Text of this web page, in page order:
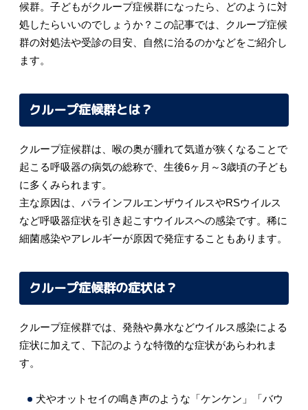
候群。子どもがクループ症候群になったら、どのように対
処したらいいのでしょうか？この記事では、クループ症候
群の対処法や受診の目安、自然に治るのかなどをご紹介し
ます。
クループ症候群とは？
クループ症候群は、喉の奥が腫れて気道が狭くなることで
起こる呼吸器の病気の総称で、生後6ヶ月～3歳頃の子ども
に多くみられます。
主な原因は、パラインフルエンザウイルスやRSウイルス
など呼吸器症状を引き起こすウイルスへの感染です。稀に
細菌感染やアレルギーが原因で発症することもあります。
クループ症候群の症状は？
クループ症候群では、発熱や鼻水などウイルス感染による
症状に加えて、下記のような特徴的な症状があらわれま
す。
犬やオットセイの鳴き声のような「ケンケン」「バウ